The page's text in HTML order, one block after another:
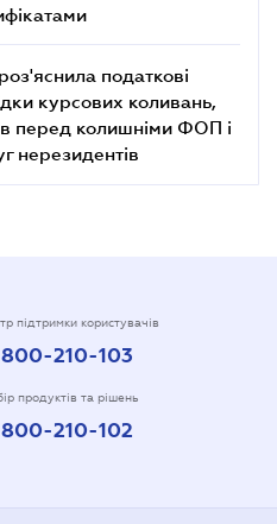
податкові
курсових коливань,
перед колишніми ФОП і
нерезидентів
підтримки користувачів
210-103
продуктів та рішень
210-102